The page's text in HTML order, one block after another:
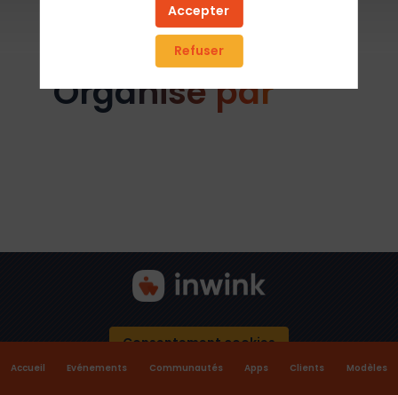
Visiter le site
Organisé par
Consentement cookies
Accueil Evénements Communautés Apps Clients Modèles
Accepter
Refuser